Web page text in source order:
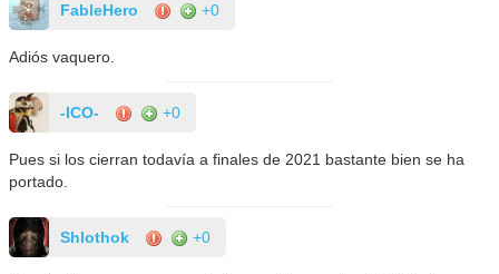
FableHero +0
Adiós vaquero.
-ICO- +0
Pues si los cierran todavía a finales de 2021 bastante bien se ha
portado.
Shlothok +0